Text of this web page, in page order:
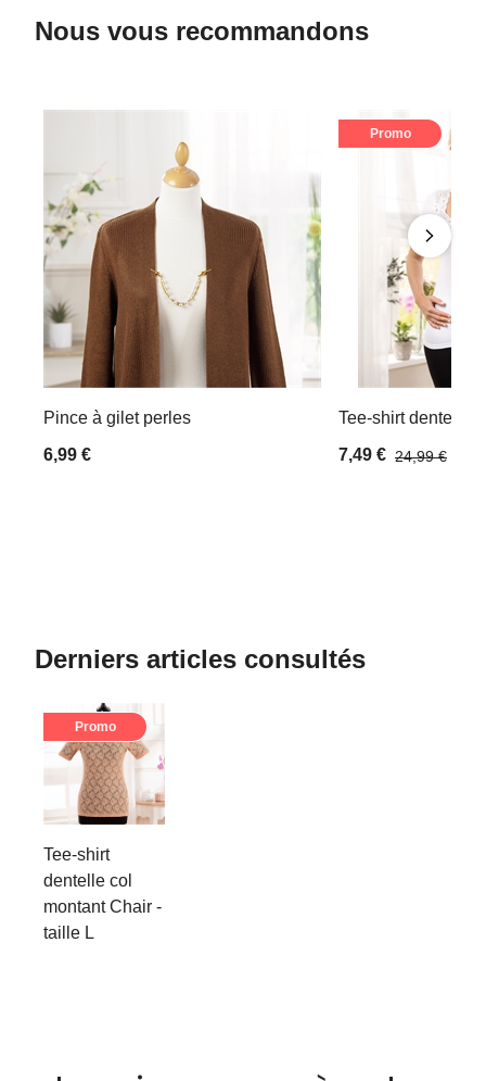
Nous vous recommandons
Pince à gilet perles
6,99 €
Promo
Tee-shirt dentelle
7,49 € 24,99 €
Derniers articles consultés
Promo
Tee-shirt
dentelle col
montant Chair -
taille L